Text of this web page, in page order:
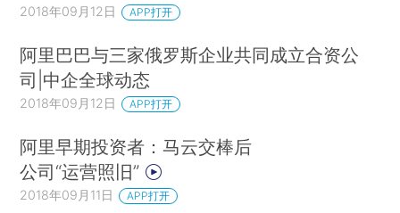
2018年09月12日 APP打开
阿里巴巴与三家俄罗斯企业共同成立合资公
司|中企全球动态
2018年09月12日 APP打开
阿里早期投资者：马云交棒后
公司“运营照旧”
2018年09月11日 APP打开